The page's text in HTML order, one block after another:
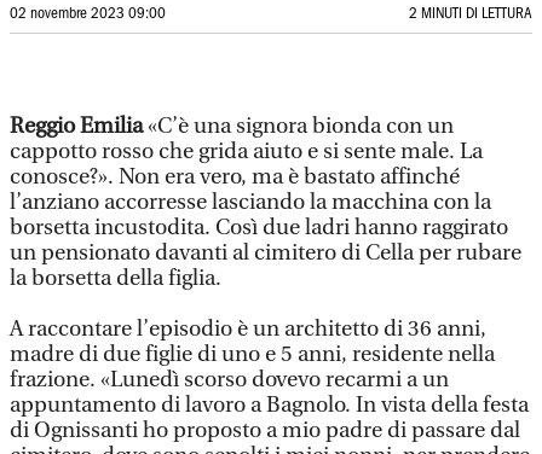
02 novembre 2023 09:00 2 MINUTI DI LETTURA
Reggio Emilia«C’è una signora bionda con un
cappotto rosso che grida aiuto e si sente male. La
conosce?». Non era vero, ma è bastato affinché
l’anziano accorresse lasciando la macchina con la
borsetta incustodita. Così due ladri hanno raggirato
un pensionato davanti al cimitero di Cella per rubare
la borsetta della figlia.
A raccontare l’episodio è un architetto di 36 anni,
madre di due figlie di uno e 5 anni, residente nella
frazione. «Lunedì scorso dovevo recarmi a un
appuntamento di lavoro a Bagnolo. In vista della festa
di Ognissanti ho proposto a mio padre di passare dal